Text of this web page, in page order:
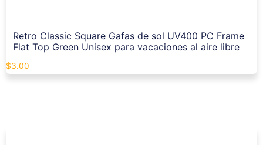
Retro Classic Square Gafas de sol UV400 PC Frame
Flat Top Green Unisex para vacaciones al aire libre
$3.00